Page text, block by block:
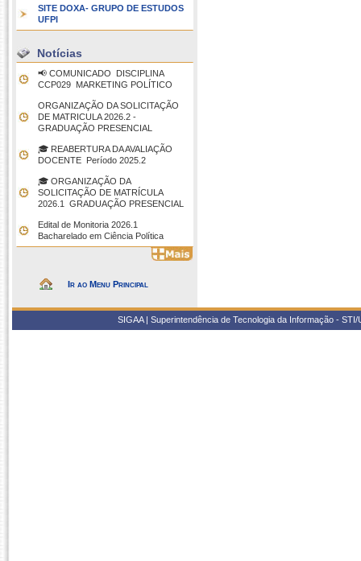
SITE DOXA- GRUPO DE ESTUDOS
UFPI
Notícias
📢 COMUNICADO  DISCIPLINA
CCP029  MARKETING POLÍTICO
ORGANIZAÇÃO DA SOLICITAÇÃO
DE MATRICULA 2026.2 -
GRADUAÇÃO PRESENCIAL
🎓 REABERTURA DA AVALIAÇÃO
DOCENTE  Período 2025.2
🎓 ORGANIZAÇÃO DA
SOLICITAÇÃO DE MATRÍCULA
2026.1  GRADUAÇÃO PRESENCIAL
Edital de Monitoria 2026.1 
Bacharelado em Ciência Política
Ir ao Menu Principal
SIGAA | Superintendência de Tecnologia da Informação -